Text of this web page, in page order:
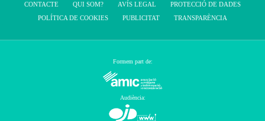
CONTACTE QUI SOM? AVÍS LEGAL
PROTECCIÓ DE DADES
POLÍTICA DE COOKIES
PUBLICITAT TRANSPARÈNCIA
Formem part de:
Audiència: